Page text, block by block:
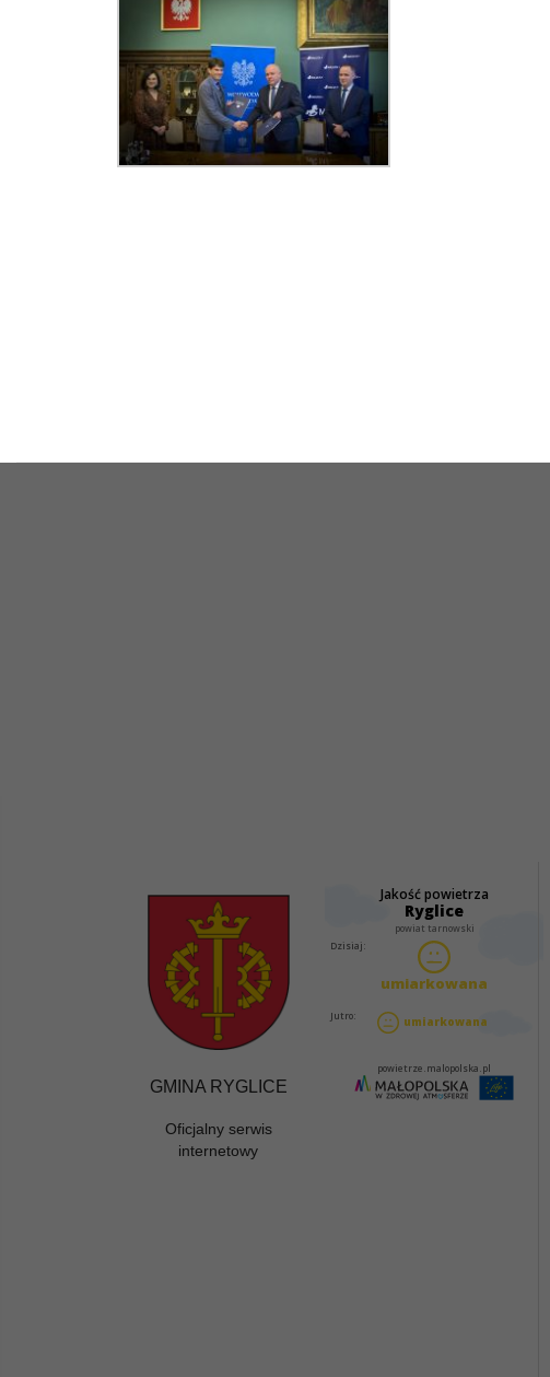
GMINA RYGLICE
Oficjalny serwis
internetowy